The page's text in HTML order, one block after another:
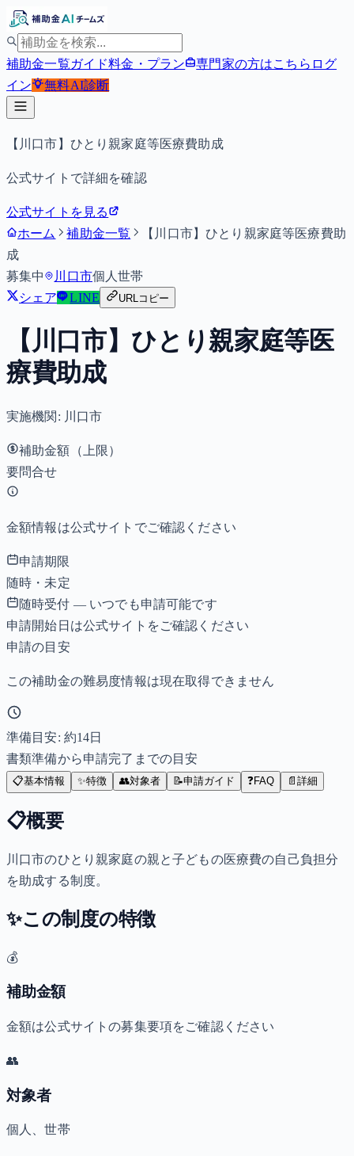
補助金一覧ガイド料金・プラン 専門家の方はこちら ログ
イン
無料AI診断
【川口市】ひとり親家庭等医療費助成
公式サイトで詳細を確認
公式サイトを見る
ホーム
補助金一覧
【川口市】ひとり親家庭等医療費助
成
募集中
川口市個人世帯
シェア
LINE URLコピー
【川口市】ひとり親家庭等医
療費助成
実施機関: 川口市
補助金額（上限）
要問合せ
金額情報は公式サイトでご確認ください
申請期限
随時・未定
随時受付 — いつでも申請可能です
申請開始日は公式サイトをご確認ください
申請の目安
この補助金の難易度情報は現在取得できません
準備目安: 約14日
書類準備から申請完了までの目安
📋基本情報 ✨特徴 👥対象者 📝申請ガイド ❓FAQ 📄 詳細
📋概要
川口市のひとり親家庭の親と子どもの医療費の自己負担分
を助成する制度。
✨この制度の特徴
💰
補助金額
金額は公式サイトの募集要項をご確認ください
👥
対象者
個人、世帯